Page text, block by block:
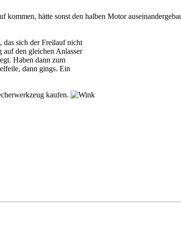
kommen, hätte sonst den halben Motor
das sich der Freilauf nicht
den gleichen Anlasser
Haben dann zum
dann gings. Ein
kaufen.